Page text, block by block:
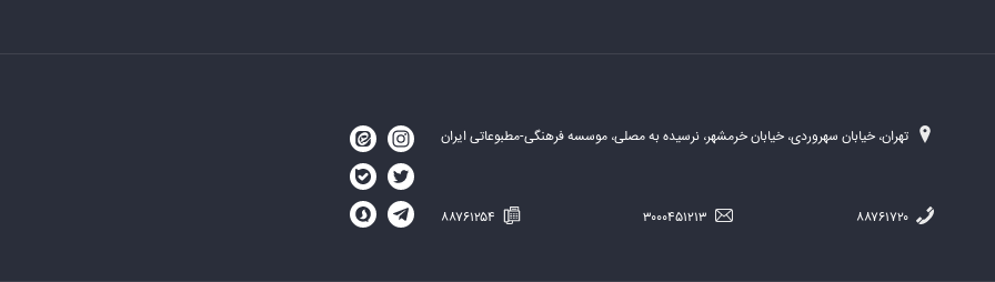
تهران، خیابان سهروردی، خیابان خرمشهر، نرسیده به مصلی، موسسه فرهنگی-مطبوعاتی ایران